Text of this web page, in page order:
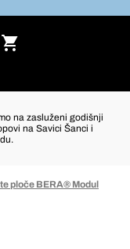
na zasluženi godišnji
na Savici Šanci i
ploče BERA® Modul